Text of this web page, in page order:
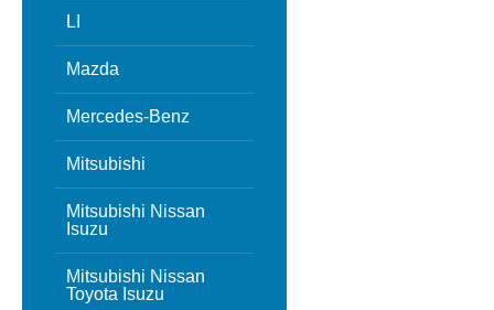
LI
Mazda
Mercedes-Benz
Mitsubishi
Mitsubishi Nissan
Isuzu
Mitsubishi Nissan
Toyota Isuzu